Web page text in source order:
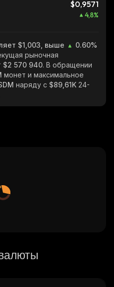
$0,9571
4,8%
$1,003, выше
0.60%
рыночная
$2 570 940. В обращении
монет и максимальное
наряду с $89,61K 24-